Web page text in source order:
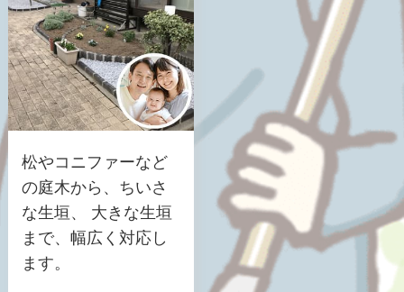
松やコニファーなど
の庭木から、ちいさ
な生垣、 大きな生垣
まで、幅広く対応し
ます。